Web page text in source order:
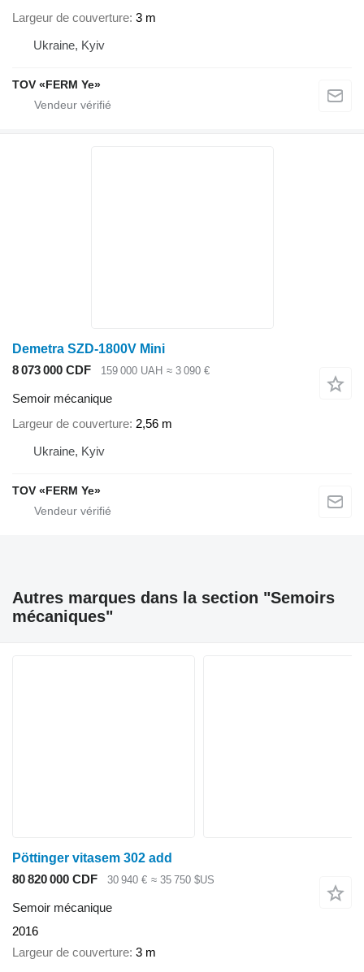
Largeur de couverture 3 m
Ukraine, Kyiv
TOV «FERM Ye»
Demetra SZD-1800V Mini
8 073 000 CDF
159 000 UAH ≈ 3 090 €
Semoir mécanique
Largeur de couverture 2,56 m
Ukraine, Kyiv
TOV «FERM Ye»
Autres marques dans la section "Semoirs
mécaniques"
Pöttinger vitasem 302 add
80 820 000 CDF
30 940 € ≈ 35 750 $US
Semoir mécanique
2016
Largeur de couverture 3 m